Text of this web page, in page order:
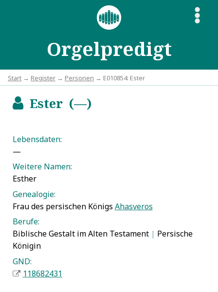
Orgelpredigt
S
Start → Register → Personen → E010854: Ester
bEster (—)
Lebensdaten:
—
Weitere Namen:
Esther
Genealogie:
Frau des persischen Königs Ahasveros
Berufe:
Biblische Gestalt im Alten Testament | Persische
Königin
GND:
118682431